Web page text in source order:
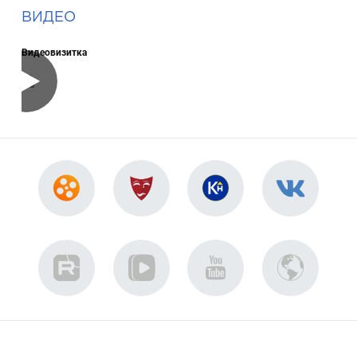
ВИДЕО
Видеовизитка